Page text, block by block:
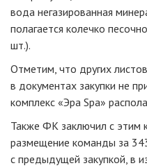
вода негазированная
полагается колечко
шт.).
Отметим, что других
в документах закупки не
комплекс «Эра Spa»
Также ФК заключил с этим
размещение команды за
с предыдущей закупкой, в